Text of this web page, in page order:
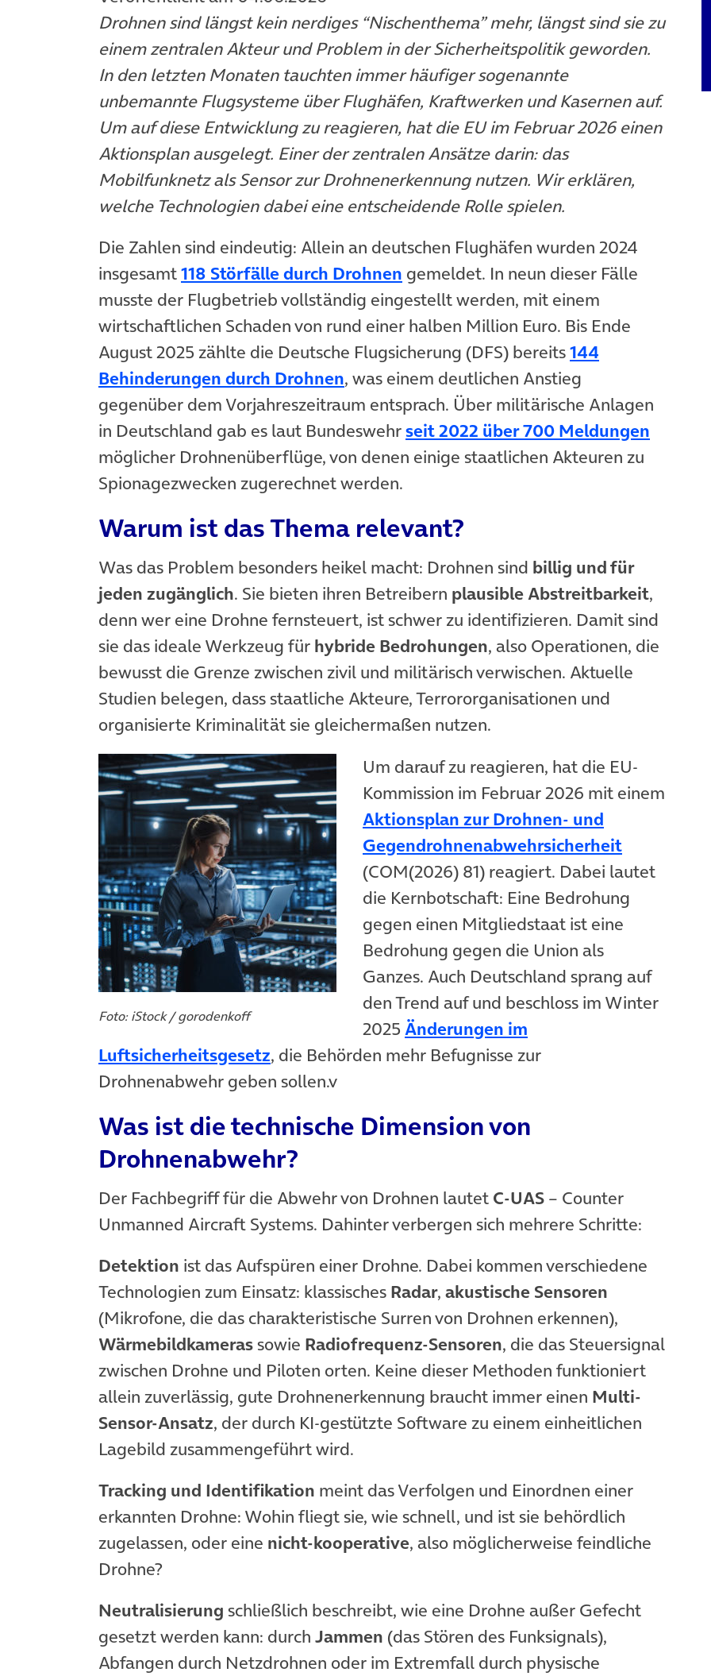
Drohnen sind längst kein nerdiges “Nischenthema” mehr, längst sind sie zu
einem zentralen Akteur und Problem in der Sicherheitspolitik geworden.
In den letzten Monaten tauchten immer häufiger sogenannte
unbemannte Flugsysteme über Flughäfen, Kraftwerken und Kasernen auf.
Um auf diese Entwicklung zu reagieren, hat die EU im Februar 2026 einen
Aktionsplan ausgelegt. Einer der zentralen Ansätze darin: das
Mobilfunknetz als Sensor zur Drohnenerkennung nutzen. Wir erklären,
welche Technologien dabei eine entscheidende Rolle spielen.
Die Zahlen sind eindeutig: Allein an deutschen Flughäfen wurden 2024
insgesamt118 Störfälle durch Drohnen (öffnet in neuem Tab)
gemeldet. In neun dieser Fälle
musste der Flugbetrieb vollständig eingestellt werden, mit einem
wirtschaftlichen Schaden von rund einer halben Million Euro. Bis Ende
August 2025 zählte die Deutsche Flugsicherung (DFS) bereits144
Behinderungen durch Drohnen(öffnet in neuem Tab)
, was einem deutlichen Anstieg
gegenüber dem Vorjahreszeitraum entsprach. Über militärische Anlagen
in Deutschland gab es laut Bundeswehrseit 2022 über 700 Meldungen
möglicher Drohnenüberflüge, von denen einige staatlichen Akteuren zu
Spionagezwecken zugerechnet werden.
Warum ist das Thema relevant?
Was das Problem besonders heikel macht: Drohnen sind billig und für
jeden zugänglich. Sie bieten ihren Betreibern plausible Abstreitbarkeit,
denn wer eine Drohne fernsteuert, ist schwer zu identifizieren. Damit sind
sie das ideale Werkzeug für hybride Bedrohungen, also Operationen, die
bewusst die Grenze zwischen zivil und militärisch verwischen. Aktuelle
Studien belegen, dass staatliche Akteure, Terrororganisationen und
organisierte Kriminalität sie gleichermaßen nutzen.
Foto: iStock / gorodenkoff
Um darauf zu reagieren, hat die EU-
Kommission im Februar 2026 mit einem
Aktionsplan zur Drohnen- und
Gegendrohnenabwehrsicherheit(öffnet in
(COM(2026) 81) reagiert. Dabei lautet
die Kernbotschaft: Eine Bedrohung
gegen einen Mitgliedstaat ist eine
Bedrohung gegen die Union als
Ganzes. Auch Deutschland sprang auf
den Trend auf und beschloss im Winter
2025 Änderungen im
Luftsicherheitsgesetz(öffnet in neuem Tab)
, die Behörden mehr Befugnisse zur
Drohnenabwehr geben sollen.v
Was ist die technische Dimension von
Drohnenabwehr?
Der Fachbegriff für die Abwehr von Drohnen lautet C-UAS – Counter
Unmanned Aircraft Systems. Dahinter verbergen sich mehrere Schritte:
Detektion ist das Aufspüren einer Drohne. Dabei kommen verschiedene
Technologien zum Einsatz: klassisches Radar, akustische Sensoren
(Mikrofone, die das charakteristische Surren von Drohnen erkennen),
Wärmebildkamerassowie Radiofrequenz-Sensoren, die das Steuersignal
zwischen Drohne und Piloten orten. Keine dieser Methoden funktioniert
allein zuverlässig, gute Drohnenerkennung braucht immer einen Multi-
Sensor-Ansatz, der durch KI-gestützte Software zu einem einheitlichen
Lagebild zusammengeführt wird.
Tracking und Identifikation meint das Verfolgen und Einordnen einer
erkannten Drohne: Wohin fliegt sie, wie schnell, und ist sie behördlich
zugelassen, oder eine nicht-kooperative, also möglicherweise feindliche
Drohne?
Neutralisierung schließlich beschreibt, wie eine Drohne außer Gefecht
gesetzt werden kann: durch Jammen (das Stören des Funksignals),
Abfangen durch Netzdrohnen oder im Extremfall durch physische